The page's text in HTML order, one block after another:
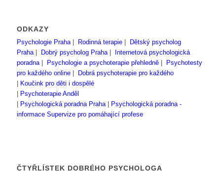
ODKAZY
Psychologie Praha| Rodinná terapie|
Dětský psycholog
Praha| Dobrý psycholog Praha|
Internetová psychologická
poradna| Psychologie a psychoterapie přehledně|
Psychotesty
pro každého online|
Dobrá psychoterapie pro každého
Koučink pro děti i dospělé
Psychoterapie Anděl
Psychologická poradna Praha|
Psychologická poradna -
informace Supervize pro pomáhající profese
ČTYŘLÍSTEK DOBRÉHO PSYCHOLOGA